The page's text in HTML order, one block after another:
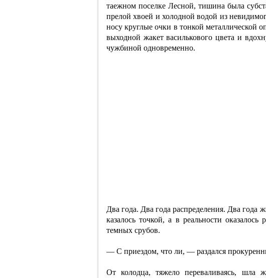
таежном поселке Лесной, тишина была
прелой хвоей и холодной водой из
носу круглые очки в тонкой металлической
выходной жакет василькового цвета и
чужбиной одновременно.
Два года. Два года распределения. Два года
казалось точкой, а в реальности
темных срубов.
— С приездом, что ли, — раздался
От колодца, тяжело переваливаясь, шла